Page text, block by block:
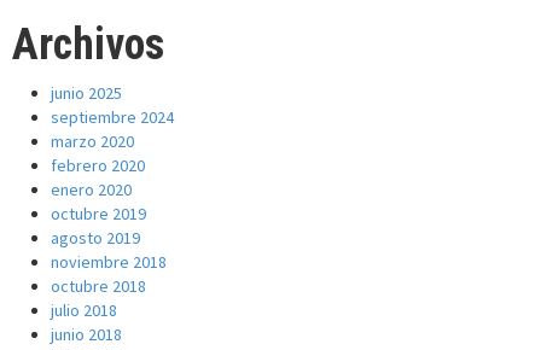
Archivos
junio 2025
septiembre 2024
marzo 2020
febrero 2020
enero 2020
octubre 2019
agosto 2019
noviembre 2018
octubre 2018
julio 2018
junio 2018